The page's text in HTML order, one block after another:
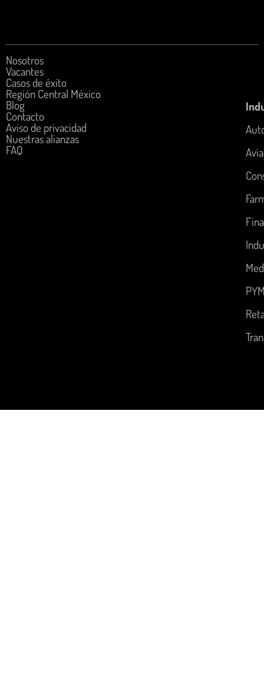
Nosotros
Vacantes
Casos de éxito
Región Central México
Blog
Contacto
Aviso de privacidad
Nuestras alianzas
FAQ